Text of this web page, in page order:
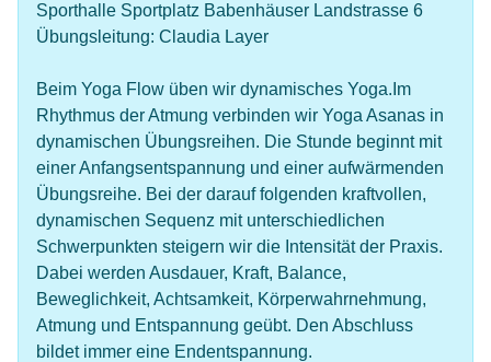
Sporthalle Sportplatz Babenhäuser Landstrasse 6
Übungsleitung: Claudia Layer
Beim Yoga Flow üben wir dynamisches Yoga.Im
Rhythmus der Atmung verbinden wir Yoga Asanas in
dynamischen Übungsreihen. Die Stunde beginnt mit
einer Anfangsentspannung und einer aufwärmenden
Übungsreihe. Bei der darauf folgenden kraftvollen,
dynamischen Sequenz mit unterschiedlichen
Schwerpunkten steigern wir die Intensität der Praxis.
Dabei werden Ausdauer, Kraft, Balance,
Beweglichkeit, Achtsamkeit, Körperwahrnehmung,
Atmung und Entspannung geübt. Den Abschluss
bildet immer eine Endentspannung.